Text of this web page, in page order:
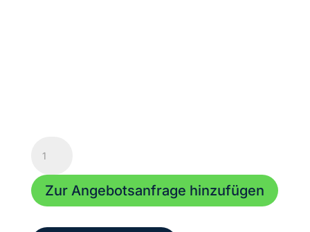
500
kg
Zur Angebotsanfrage hinzufügen